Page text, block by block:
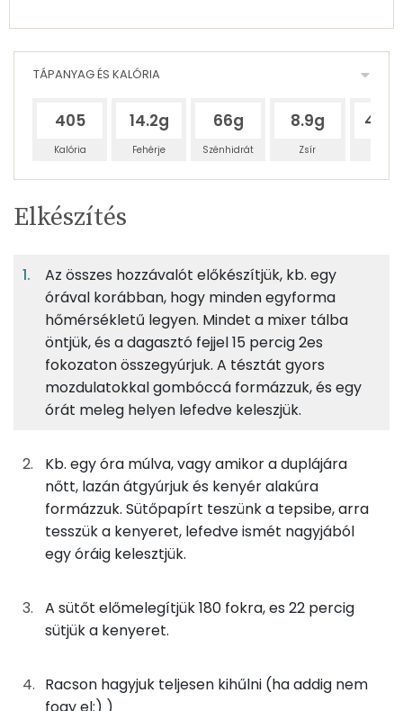
TÁPANYAG ÉS KALÓRIA
405
Kalória
14.2g
Fehérje
66g
Szénhidrát
8.9g
Zsír
Egy
adagban
10%
Fehérje
47%
Szénhidrát
6%
88g kenyérliszt bl80
316 kcal
3ginstant élesztő
8 kcal
14gtojás
17 kcal
6gvaj
45 kcal
31g joghurt
Összesen 405 kcal
TÁPANYAGTARTALOM
Egy
adagban
4
adagban
100
grammban
10%
Fehérje
47%
Szénhidrát
6%
Zsír
36%
Víz
TOP ásványi anyagok
Foszfor
Kálcium
Szelén
TOP vitaminok
Elkészítés
Az összes hozzávalót előkészítjük, kb. egy
órával korábban, hogy minden egyforma
hőmérsékletű legyen. Mindet a mixer tálba
öntjük, és a dagasztó fejjel 15 percig 2es
fokozaton összegyúrjuk. A tésztát gyors
mozdulatokkal gombóccá formázzuk, és egy
órát meleg helyen lefedve keleszjük.
Kb. egy óra múlva, vagy amikor a duplájára
nőtt, lazán átgyúrjuk és kenyér alakúra
formázzuk. Sütőpapírt teszünk a tepsibe, arra
tesszük a kenyeret, lefedve ismét nagyjából
egy óráig kelesztjük.
A sütőt előmelegítjük 180 fokra, es 22 percig
sütjük a kenyeret.
Racson hagyjuk teljesen kihűlni (ha addig nem
fogy el:) )